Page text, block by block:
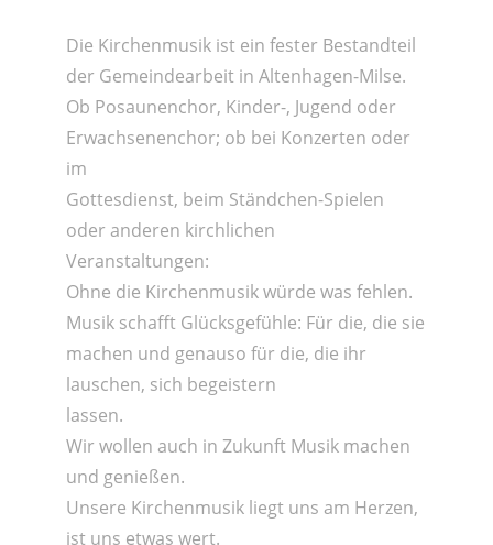
Die Kirchenmusik ist ein fester Bestandteil
der Gemeindearbeit in Altenhagen-Milse.
Ob Posaunenchor, Kinder-, Jugend oder
Erwachsenenchor; ob bei Konzerten oder
im
Gottesdienst, beim Ständchen-Spielen
oder anderen kirchlichen
Veranstaltungen:
Ohne die Kirchenmusik würde was fehlen.
Musik schafft Glücksgefühle: Für die, die sie
machen und genauso für die, die ihr
lauschen, sich begeistern
lassen.
Wir wollen auch in Zukunft Musik machen
und genießen.
Unsere Kirchenmusik liegt uns am Herzen,
ist uns etwas wert.